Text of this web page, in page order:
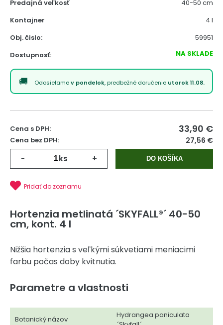
Predajná veľkosť
40-50 cm
Kontajner
4 l
Obj. čislo:
59951
Dostupnosť:
NA SKLADE
Odosielamev pondelok, predbežné doručenie utorok 11.08.
Cena s DPH: 33,90 €
Cena bez DPH: 27,56 €
- ks + DO KOŠÍKA
Pridať do zoznamu
Hortenzia metlinatá ´SKYFALL®´ 40-50
cm, kont. 4 l
Nižšia hortenzia s veľkými súkvetiami meniacimi
farbu počas doby kvitnutia.
Parametre a vlastnosti
Botanický názov
Hydrangea paniculata